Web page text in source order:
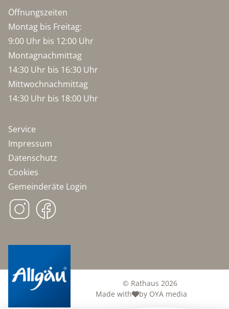
Öffnungszeiten
Montag bis Freitag:
9:00 Uhr bis 12:00 Uhr
Montagnachmittag
14:30 Uhr bis 16:30 Uhr
Mittwochnachmittag
14:30 Uhr bis 18:00 Uhr
Service
Impressum
Datenschutz
Cookies
Gemeinderäte Login
© Rathaus 2026
Made with
by OYA media